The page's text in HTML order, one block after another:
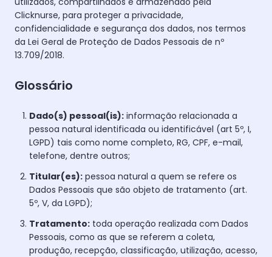
Clicknurse, para proteger a privacidade,
confidencialidade e segurança dos dados, nos termos
da Lei Geral de Proteção de Dados Pessoais de nº
13.709/2018.
Glossário
Dado(s) pessoal(is): informação relacionada a
pessoa natural identificada ou identificável (art 5º, I,
LGPD) tais como nome completo, RG, CPF, e-mail,
telefone, dentre outros;
Titular(es): pessoa natural a quem se refere os
Dados Pessoais que são objeto de tratamento (art.
5º, V, da LGPD);
Tratamento: toda operação realizada com Dados
Pessoais, como as que se referem a coleta,
produção, recepção, classificação, utilização, acesso,